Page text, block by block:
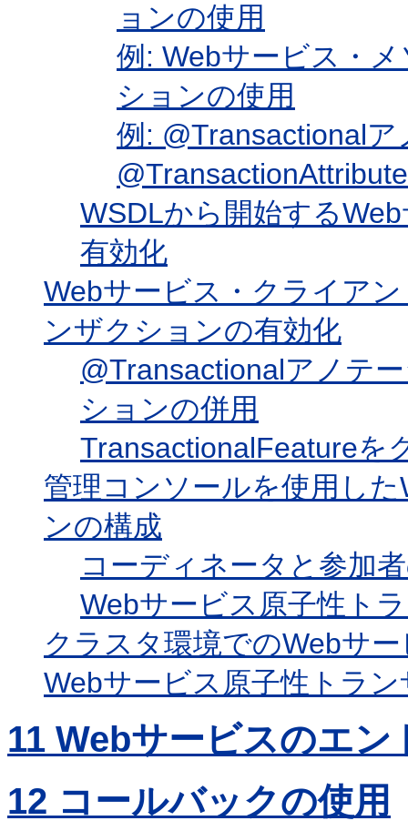
ョンの使用
例: Webサービス・
ションの使用
例: @Transactional
WSDLから開始する
有効化
Webサービス・クライア
ンザクションの有効化
@Transactionalアノテ
ションの併用
TransactionalFeatureを
管理コンソールを使用し
ンの構成
コーディネータと参加
Webサービス原子性ト
クラスタ環境でのWebサ
Webサービス原子性トラ
11 Webサービスのエ
12 コールバックの使用